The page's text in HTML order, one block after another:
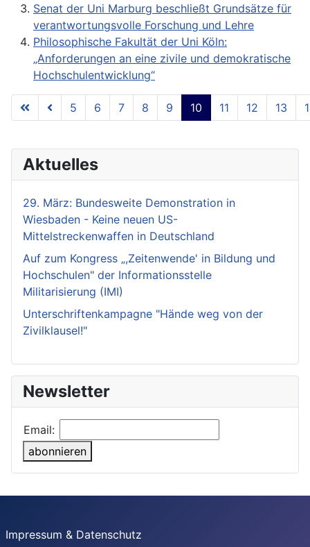
Senat der Uni Marburg beschließt Grundsätze für
verantwortungsvolle Forschung und Lehre
Philosophische Fakultät der Uni Köln:
„Anforderungen an eine zivile und demokratische
Hochschulentwicklung“
Seite 10 von 18
5 6 7 8 9 10 11 12 13
Aktuelles
29. März: Bundesweite Demonstration in
Wiesbaden - Keine neuen US-
Mittelstreckenwaffen in Deutschland
Auf zum Kongress „,Zeitenwende' in Bildung und
Hochschulen" der Informationsstelle
Militarisierung (IMI)
Unterschriftenkampagne "Hände weg von der
Zivilklausel!"
Newsletter
Email:
abonnieren
Impressum & Datenschutz